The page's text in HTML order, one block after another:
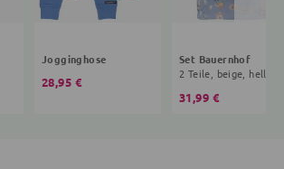
Jogginghose
28,95 €
Set Bauernhof
2 Teile, beige,
31,99 €